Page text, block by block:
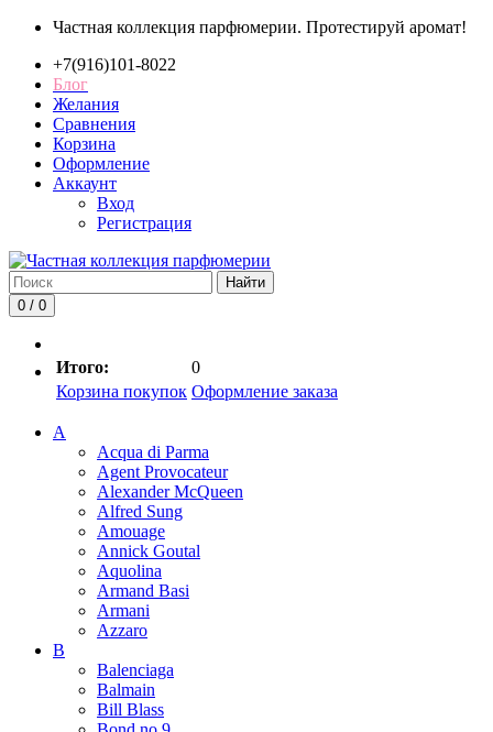
Частная коллекция парфюмерии. Протестируй аромат!
+7(916)101-8022
Блог
Желания
Сравнения
Корзина
Оформление
Аккаунт
Вход
Регистрация
Найти
0 / 0
Итого:
0
Корзина покупок Оформление заказа
A
Acqua di Parma
Agent Provocateur
Alexander McQueen
Alfred Sung
Amouage
Annick Goutal
Aquolina
Armand Basi
Armani
Azzaro
B
Balenciaga
Balmain
Bill Blass